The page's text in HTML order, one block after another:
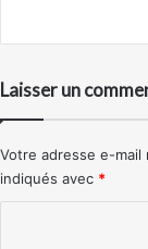
Laisser un
Votre adresse e-mail
indiqués avec *